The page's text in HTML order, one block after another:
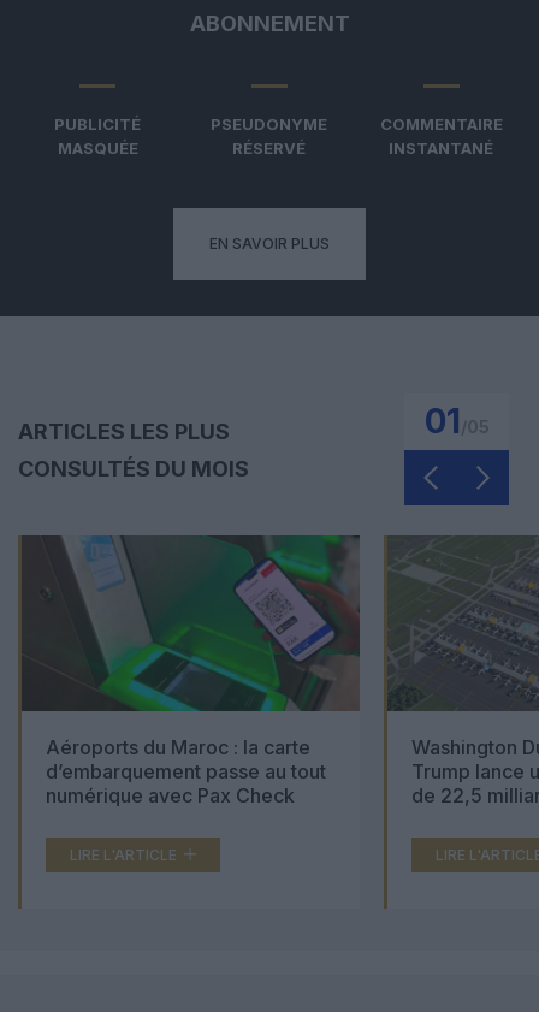
ABONNEMENT
PUBLICITÉ
MASQUÉE
PSEUDONYME
RÉSERVÉ
COMMENTAIRE
INSTANTANÉ
EN SAVOIR PLUS
ARTICLES LES PLUS
CONSULTÉS DU MOIS
01
Aéroports du Maroc : la carte
d’embarquement passe au tout
numérique avec Pax Check
LIRE L'ARTICLE
Washington
Trump lance
de 22,5
LIRE